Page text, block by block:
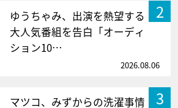
2
ゆうちゃみ、出演を熱望する
大人気番組を告白「オーディ
ション10…
2026.08.06
3
マツコ、みずからの洗濯事情